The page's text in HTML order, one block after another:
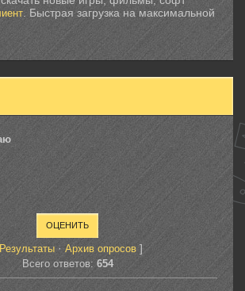
. Быстрая загрузка на максимальной
Результаты· Архив опросов]
Всего ответов: 654